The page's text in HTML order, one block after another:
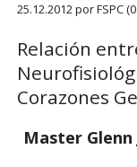
25.12.2012por FSPC
Relación
Corazones
Master Glenn